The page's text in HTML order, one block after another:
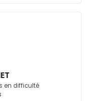
en difficulté